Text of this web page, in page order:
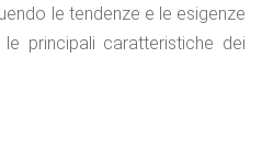
le tendenze e le esigenze
principali caratteristiche dei